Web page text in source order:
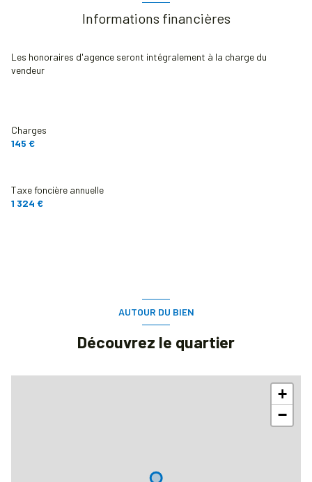
Chauffage individuel : radiateur (gaz)
ascenseur
Informations financières
Les honoraires d'agence seront intégralement à la charge du
vendeur
Charges
145 €
Taxe foncière annuelle
1 324 €
AUTOUR DU BIEN
Découvrez le quartier
+
−